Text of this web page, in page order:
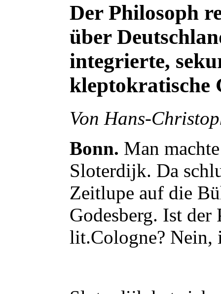
Der Philosoph
über
integrierte,
kleptokratische
Von Hans-
Bonn. Man
Sloterdijk. Da
Zeitlupe auf die
Godesberg. Ist der
lit.Cologne? Nein,